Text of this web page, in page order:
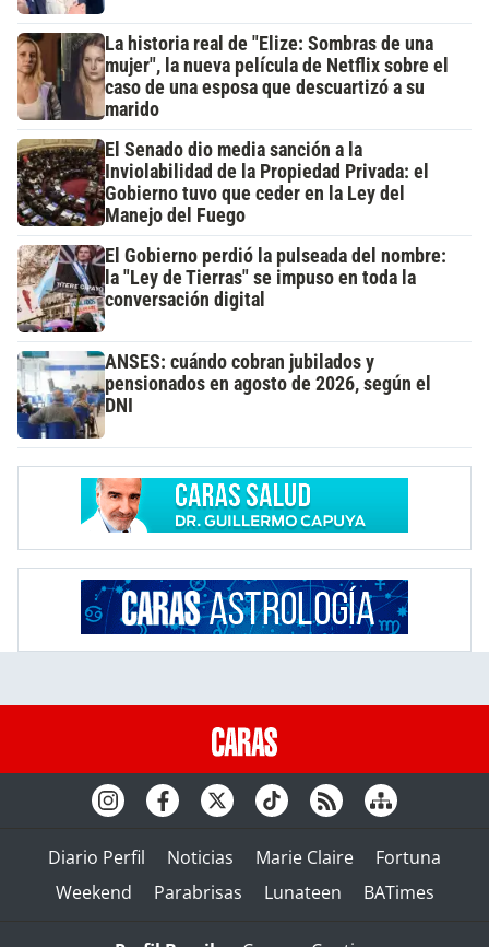
La historia real de "Elize: Sombras de una
mujer", la nueva película de Netflix sobre el
caso de una esposa que descuartizó a su
marido
El Senado dio media sanción a la
Inviolabilidad de la Propiedad Privada: el
Gobierno tuvo que ceder en la Ley del
Manejo del Fuego
El Gobierno perdió la pulseada del nombre:
la "Ley de Tierras" se impuso en toda la
conversación digital
ANSES: cuándo cobran jubilados y
pensionados en agosto de 2026, según el
DNI
Diario Perfil Noticias Marie Claire
Fortuna
Weekend
Parabrisas Lunateen BATimes